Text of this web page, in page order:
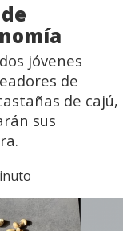
jóvenes
de
de cajú,
sus